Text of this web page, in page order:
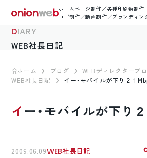
ホームページ制作／各種印刷物制作
ロゴ制作／動画制作／ブランディン
ホームページ制作
コーポレートサイト
DIARY
WEB社長日記
ホーム ブログ
WEBディレクターブ
WEB社長日記
イー・モバイルが下り２１
イー・モバイルが下り
2009.06.09WEB社長日記